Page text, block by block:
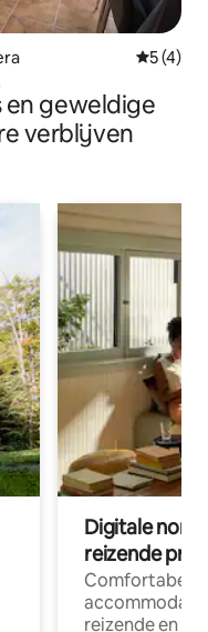
5 (4)
geweldige
verblijven
Digitale
reizende
Comfortabele
reizende en